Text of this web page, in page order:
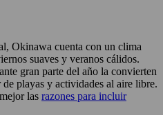
Okinawa cuenta con un clima
suaves y veranos cálidos.
gran parte del año la convierten
playas y actividades al aire libre.
las razones para incluir